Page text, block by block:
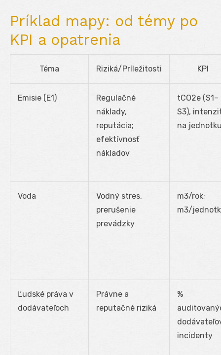
Príklad mapy: od témy po
KPI a opatrenia
Téma Riziká/Príležitosti KPI
Emisie (E1)
Regulačné
náklady,
reputácia;
efektívnosť
nákladov
tCO2e (S1–
S3),
na
Voda
Vodný stres,
prerušenie
prevádzky
m3/rok;
m3/
Ľudské práva v
dodávateľoch
Právne a
reputačné riziká
%
incidenty